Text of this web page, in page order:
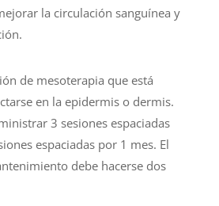
la circulación sanguínea y
de mesoterapia que está
en la epidermis o dermis.
3 sesiones espaciadas
espaciadas por 1 mes. El
debe hacerse dos